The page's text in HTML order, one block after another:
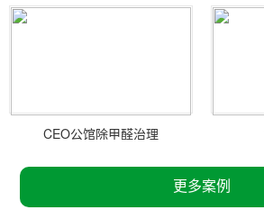
CEO公馆除甲醛治理
更多案例